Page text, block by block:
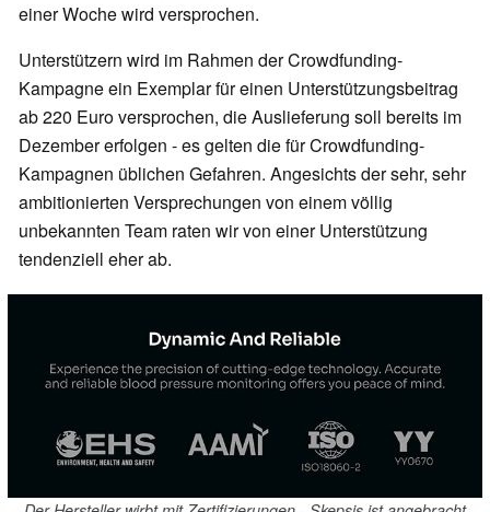
einer Woche wird versprochen.
Unterstützern wird im Rahmen der Crowdfunding-
Kampagne ein Exemplar für einen Unterstützungsbeitrag
ab 220 Euro versprochen, die Auslieferung soll bereits im
Dezember erfolgen - es gelten die für Crowdfunding-
Kampagnen üblichen Gefahren. Angesichts der sehr, sehr
ambitionierten Versprechungen von einem völlig
unbekannten Team raten wir von einer Unterstützung
tendenziell eher ab.